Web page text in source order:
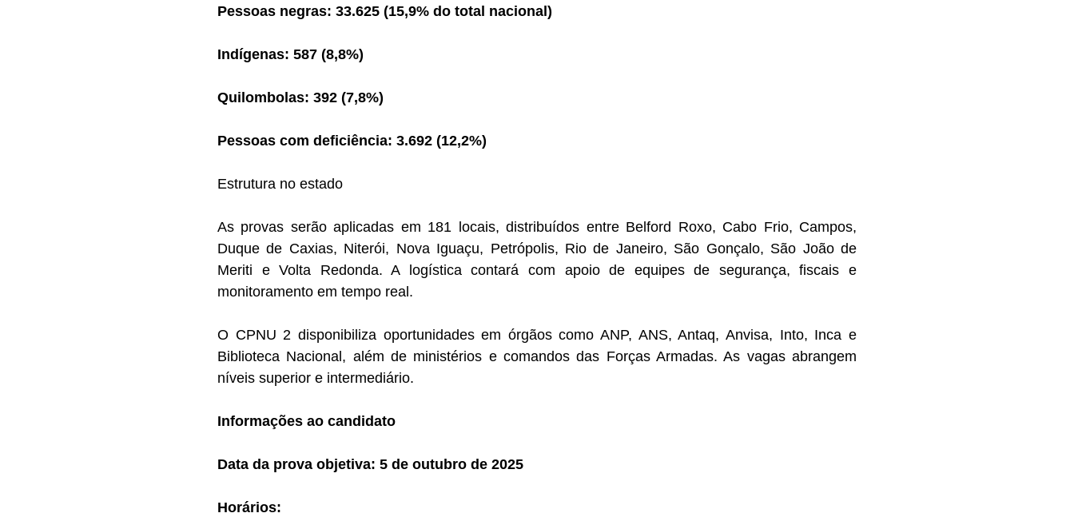
Pessoas negras: 33.625 (15,9% do total nacional)
Indígenas: 587 (8,8%)
Quilombolas: 392 (7,8%)
Pessoas com deficiência: 3.692 (12,2%)
Estrutura no estado
As provas serão aplicadas em 181 locais, distribuídos entre Belford Roxo, Cabo Frio, Campos,
Duque de Caxias, Niterói, Nova Iguaçu, Petrópolis, Rio de Janeiro, São Gonçalo, São João de
Meriti e Volta Redonda. A logística contará com apoio de equipes de segurança, fiscais e
monitoramento em tempo real.
O CPNU 2 disponibiliza oportunidades em órgãos como ANP, ANS, Antaq, Anvisa, Into, Inca e
Biblioteca Nacional, além de ministérios e comandos das Forças Armadas. As vagas abrangem
níveis superior e intermediário.
Informações ao candidato
Data da prova objetiva: 5 de outubro de 2025
Horários: